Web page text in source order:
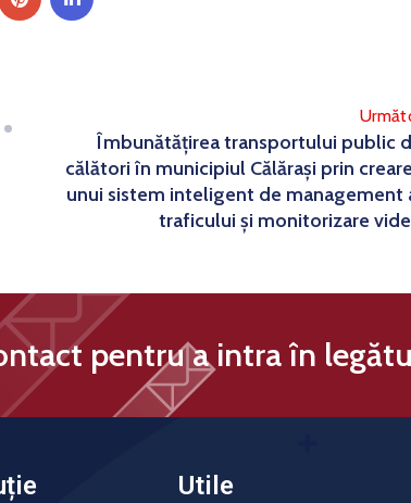
Îmbunătățirea transportului public
călători în municipiul Călărași prin
unui sistem inteligent de management
traficului și monitorizare
pentru a intra în
Utile